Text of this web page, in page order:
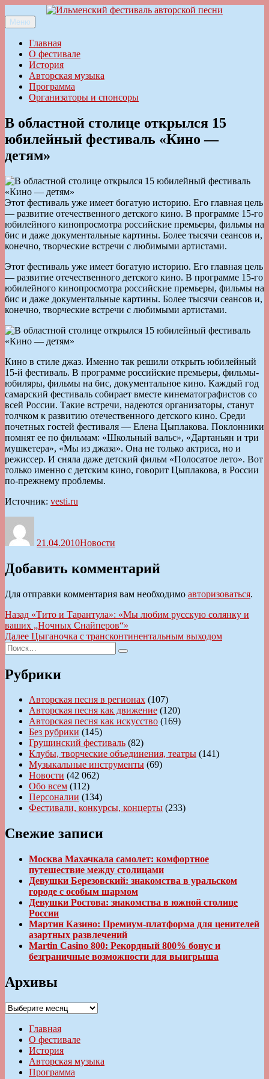
к
содержимому
Ильменский фестиваль авторской песни
Меню
Главная
О фестивале
История
Авторская музыка
Программа
Организаторы и спонсоры
В областной столице открылся 15
юбилейный фестиваль «Кино —
детям»
Этот фестиваль уже имеет богатую историю. Его главная цель
— развитие отечественного детского кино. В программе 15-го
юбилейного кинопросмотра российские премьеры, фильмы на
бис и даже документальные картины. Более тысячи сеансов и,
конечно, творческие встречи с любимыми артистами.
Этот фестиваль уже имеет богатую историю. Его главная цель
— развитие отечественного детского кино. В программе 15-го
юбилейного кинопросмотра российские премьеры, фильмы на
бис и даже документальные картины. Более тысячи сеансов и,
конечно, творческие встречи с любимыми артистами.
Кино в стиле джаз. Именно так решили открыть юбилейный
15-й фестиваль. В программе российские премьеры, фильмы-
юбиляры, фильмы на бис, документальное кино. Каждый год
самарский фестиваль собирает вместе кинематографистов со
всей России. Такие встречи, надеются организаторы, станут
толчком к развитию отечественного детского кино. Среди
почетных гостей фестиваля — Елена Цыплакова. Поклонники
помнят ее по фильмам: «Школьный вальс», «Дартаньян и три
мушкетера», «Мы из джаза». Она не только актриса, но и
режиссер. И сняла даже детский фильм «Полосатое лето». Вот
только именно с детским кино, говорит Цыплакова, в России
по-прежнему проблемы.
Источник: vesti.ru
21.04.2010Новости
Добавить комментарий
Для отправки комментария вам необходимо авторизоваться.
Навигация
по
записям
Назад Предыдущая
запись:
«Тито и Тарантула»: «Мы любим русскую солянку и
ваших „Ночных Снайперов“»
Далее Следующая
Цыганочка с трансконтинентальным выходом
Искать:
Поиск
Рубрики
Авторская песня в регионах (107)
Авторская песня как движение (120)
Авторская песня как искусство (169)
Без рубрики (145)
Грушинский фестиваль (82)
Клубы, творческие объединения, театры (141)
Музыкальные инструменты (69)
Новости (42 062)
Обо всем (112)
Персоналии (134)
Фестивали, конкурсы, концерты (233)
Свежие записи
Москва Махачкала самолет: комфортное
путешествие между столицами
Девушки Березовский: знакомства в уральском
городе с особым шармом
Девушки Ростова: знакомства в южной столице
России
Мартин Казино: Премиум-платформа для ценителей
азартных развлечений
Martin Casino 800: Рекордный 800% бонус и
безграничные возможности для выигрыша
Архивы
Архивы
Главная
О фестивале
История
Авторская музыка
Программа